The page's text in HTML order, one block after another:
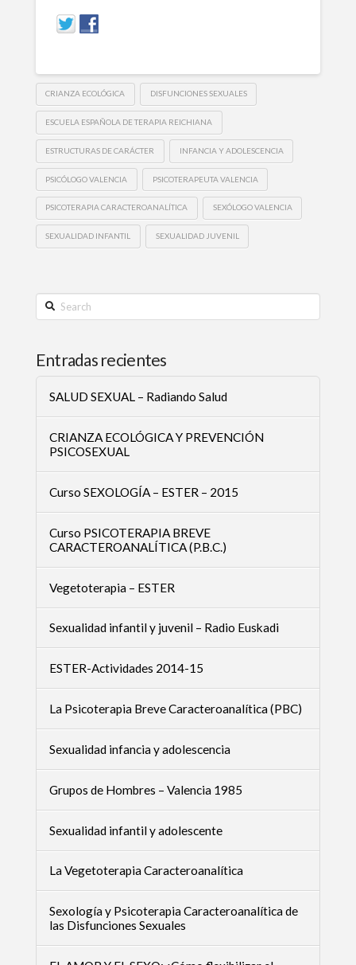
CRIANZA ECOLÓGICA DISFUNCIONES SEXUALES
ESCUELA ESPAÑOLA DE TERAPIA REICHIANA
ESTRUCTURAS DE CARÁCTER INFANCIA Y ADOLESCENCIA
PSICÓLOGO VALENCIA PSICOTERAPEUTA VALENCIA
PSICOTERAPIA CARACTEROANALÍTICA SEXÓLOGO VALENCIA
SEXUALIDAD INFANTIL SEXUALIDAD JUVENIL
Search
Entradas recientes
SALUD SEXUAL – Radiando Salud
CRIANZA ECOLÓGICA Y PREVENCIÓN
PSICOSEXUAL
Curso SEXOLOGÍA – ESTER – 2015
Curso PSICOTERAPIA BREVE
CARACTEROANALÍTICA (P.B.C.)
Vegetoterapia – ESTER
Sexualidad infantil y juvenil – Radio Euskadi
ESTER-Actividades 2014-15
La Psicoterapia Breve Caracteroanalítica (PBC)
Sexualidad infancia y adolescencia
Grupos de Hombres – Valencia 1985
Sexualidad infantil y adolescente
La Vegetoterapia Caracteroanalítica
Sexología y Psicoterapia Caracteroanalítica de
las Disfunciones Sexuales